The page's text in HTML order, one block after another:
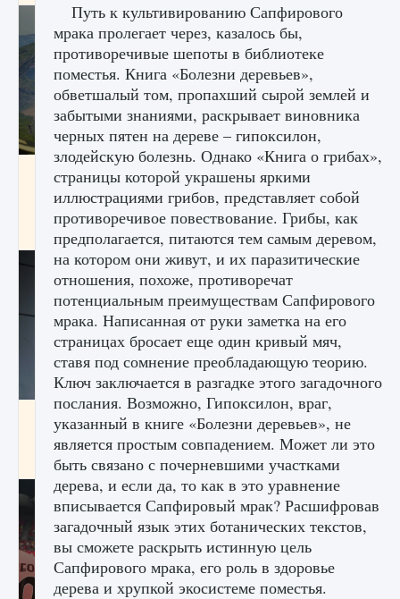
Как исправить ошибку Palworld EPalworld
«Идет сохранение мира — Невозможно
начать сохранение данных мира»
9 августа 2024 0
Все новые функции в режиме карьеры EA
FC 25
9 августа 2024 2 096 0 2
Путь к культивированию Сапфирового
мрака пролегает через, казалось бы,
противоречивые шепоты в библиотеке
поместья. Книга «Болезни деревьев»,
обветшалый том, пропахший сырой землей и
забытыми знаниями, раскрывает виновника
черных пятен на дереве – гипоксилон,
злодейскую болезнь. Однако «Книга о грибах»,
страницы которой украшены яркими
иллюстрациями грибов, представляет собой
противоречивое повествование. Грибы, как
предполагается, питаются тем самым деревом,
на котором они живут, и их паразитические
отношения, похоже, противоречат
потенциальным преимуществам Сапфирового
мрака. Написанная от руки заметка на его
страницах бросает еще один кривый мяч,
ставя под сомнение преобладающую теорию.
Ключ заключается в разгадке этого загадочного
послания. Возможно, Гипоксилон, враг,
указанный в книге «Болезни деревьев», не
является простым совпадением. Может ли это
быть связано с почерневшими участками
дерева, и если да, то как в это уравнение
вписывается Сапфировый мрак? Расшифровав
загадочный язык этих ботанических текстов,
вы сможете раскрыть истинную цель
Сапфирового мрака, его роль в здоровье
дерева и хрупкой экосистеме поместья.